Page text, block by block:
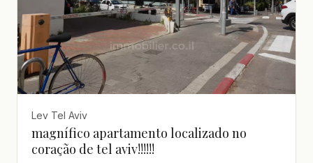
Lev Tel Aviv
magnífico apartamento localizado no
coração de tel aviv!!!!!!